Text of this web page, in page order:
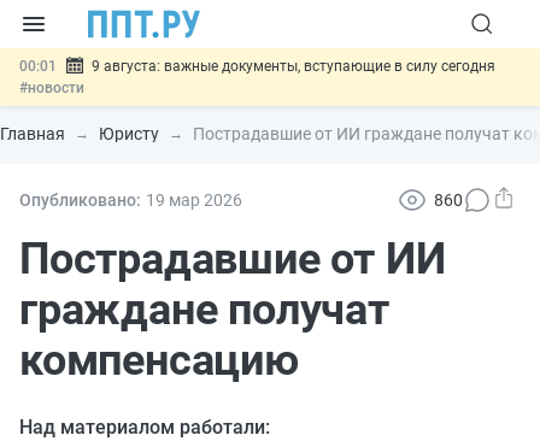
00:01
9 августа: важные документы, вступающие в силу сегодня
#новости
07.08 Подписан закон о блокировке продажи опасных товаров через
«Честный знак»#новости
07.08 Госпошлину за устранение ошибок в документах предлагают
07.08
Разработают единые критерии трудовых и ГПХ-
отношений
#новости
Главная Юристу Пострадавшие от ИИ граждане получат
Опубликовано: 19 мар 2026 860
Пострадавшие от ИИ
граждане получат
компенсацию
Над материалом работали: